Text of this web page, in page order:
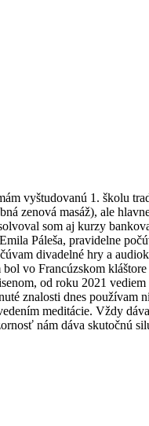
vyštudovanú 1. školu
zenová masáž), ale
som aj kurzy
Páleša, pravidelne
divadelné hry a
vo Francúzskom
od roku 2021
znalosti dnes
meditácie. Vždy
nám dáva skutočnú